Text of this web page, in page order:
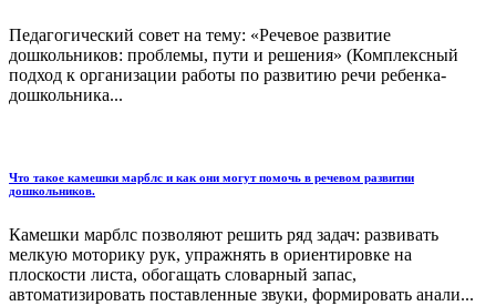
Педагогический совет на тему: «Речевое развитие
дошкольников: проблемы, пути и решения» (Комплексный
подход к организации работы по развитию речи ребенка-
дошкольника...
Что такое камешки марблс и как они могут помочь в речевом развитии
дошкольников.
Камешки марблс позволяют решить ряд задач: развивать
мелкую моторику рук, упражнять в ориентировке на
плоскости листа, обогащать словарный запас,
автоматизировать поставленные звуки, формировать анали...